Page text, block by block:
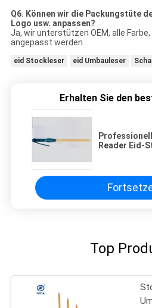
Q6. Können wir die Packungstüte
Logo usw. anpassen?
Ja, wir unterstützen OEM, alle
angepasst werden.
eid Stockleser eid Umbauleser
Erhalten Sie den
Reader Eid-
Top